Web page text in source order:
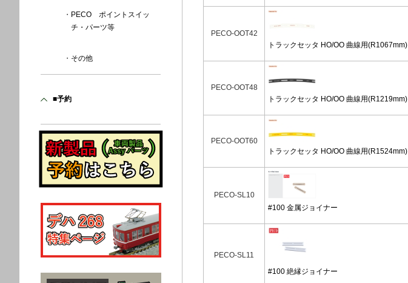
PECO-OOT42
トラックセッタ HO/OO 曲線用(R1067mm)
PECO-OOT48
トラックセッタ HO/OO 曲線用(R1219mm)
PECO-OOT60
トラックセッタ HO/OO 曲線用(R1524mm)
PECO-SL10
#100 金属ジョイナー
PECO-SL11
#100 絶縁ジョイナー
PECO ポイントスイッ
チ・パーツ等
その他
■予約